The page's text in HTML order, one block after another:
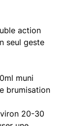
action
seul geste
muni
brumisation
20-30